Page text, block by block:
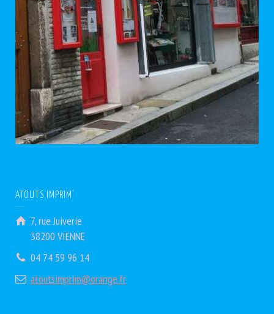
ATOUTS IMPRIM’
7, rue Juiverie
38200 VIENNE
04 74 59 96 14
atoutsimprim@orange.fr